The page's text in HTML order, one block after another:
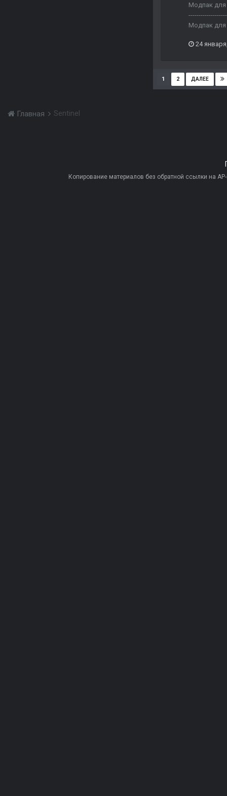
Модпак для
Модпак для
24
1 2 ДАЛЕЕ
Главная Sentinel
Копирование материалов без обратной ссылки на